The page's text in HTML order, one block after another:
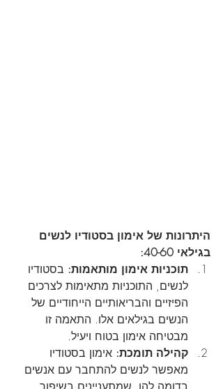
היתרונות של אימון בסטודיו לנשים
בגילאי 40-60:
תוכניות אימון מותאמות: בסטודיו
לנשים, התוכניות מתאימות לצרכים
הפיזיים והבריאותיים הייחודיים של
הנשים בגילאים אלו. התאמה זו
מבטיחה אימון בטוח ויעיל.
קהילה תומכת: אימון בסטודיו
מאפשר לנשים להתחבר עם אנשים